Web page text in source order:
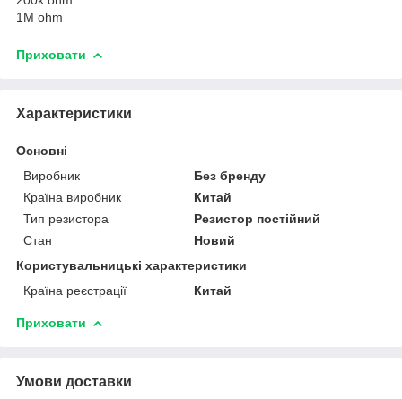
1M ohm
Приховати
Характеристики
Основні
Виробник
Без бренду
Країна виробник
Китай
Тип резистора
Резистор постійний
Стан
Новий
Користувальницькі характеристики
Країна реєстрації
Китай
Приховати
Умови доставки